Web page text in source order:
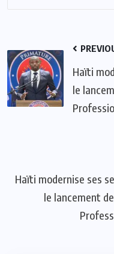
Haïti
le
Haïti modernise ses
le lancement